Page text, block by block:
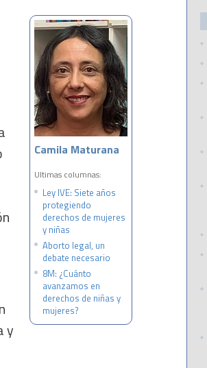
Camila Maturana
Ultimas columnas:
Ley IVE: Siete años
protegiendo
derechos de mujeres
y niñas
Aborto legal, un
debate necesario
8M: ¿Cuánto
avanzamos en
derechos de niñas y
mujeres?
y